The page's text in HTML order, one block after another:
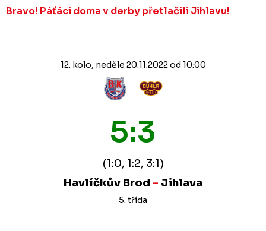
Bravo! Páťáci doma v derby přetlačili Jihlavu!
12. kolo, neděle 20.11.2022 od 10:00
5:3
(1:0, 1:2, 3:1)
Havlíčkův Brod - Jihlava
5. třída